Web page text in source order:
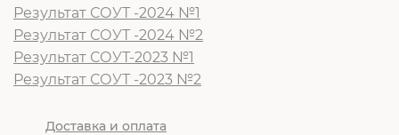
Результат СОУТ -2024 №1
Результат СОУТ -2024 №2
Результат СОУТ-2023 №1
Результат СОУТ -2023 №2
Доставка и оплата